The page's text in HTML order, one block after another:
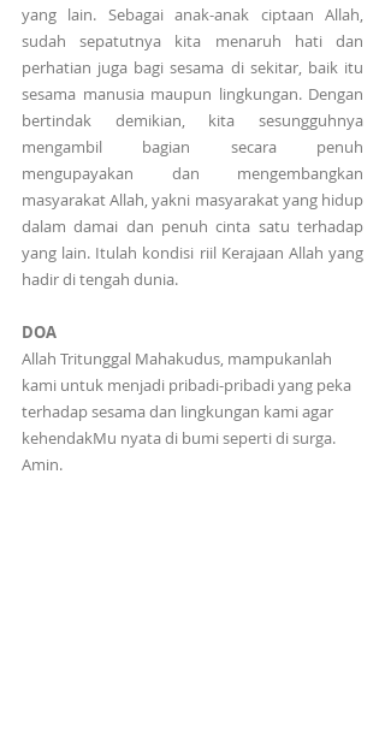
yang lain. Sebagai anak-anak ciptaan Allah,
sudah sepatutnya kita menaruh hati dan
perhatian juga bagi sesama di sekitar, baik itu
sesama manusia maupun lingkungan. Dengan
bertindak demikian, kita sesungguhnya
mengambil bagian secara penuh
mengupayakan dan mengembangkan
masyarakat Allah, yakni masyarakat yang hidup
dalam damai dan penuh cinta satu terhadap
yang lain. Itulah kondisi riil Kerajaan Allah yang
hadir di tengah dunia.
DOA
Allah Tritunggal Mahakudus, mampukanlah
kami untuk menjadi pribadi-pribadi yang peka
terhadap sesama dan lingkungan kami agar
kehendakMu nyata di bumi seperti di surga.
Amin.